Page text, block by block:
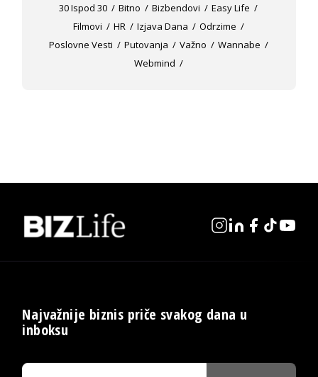
30 Ispod 30 Bitno Bizbendovi
Easy Life
Filmovi
HR Izjava Dana
Odrzime
Poslovne Vesti
Putovanja Važno
Wannabe
Webmind
Najvažnije biznis priče svakog dana u
inboksu